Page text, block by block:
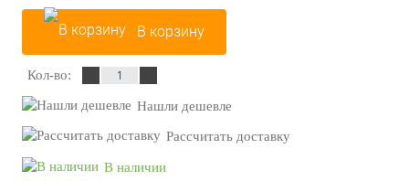
В корзину
Кол-во:
Нашли дешевле
Рассчитать доставку
В наличии